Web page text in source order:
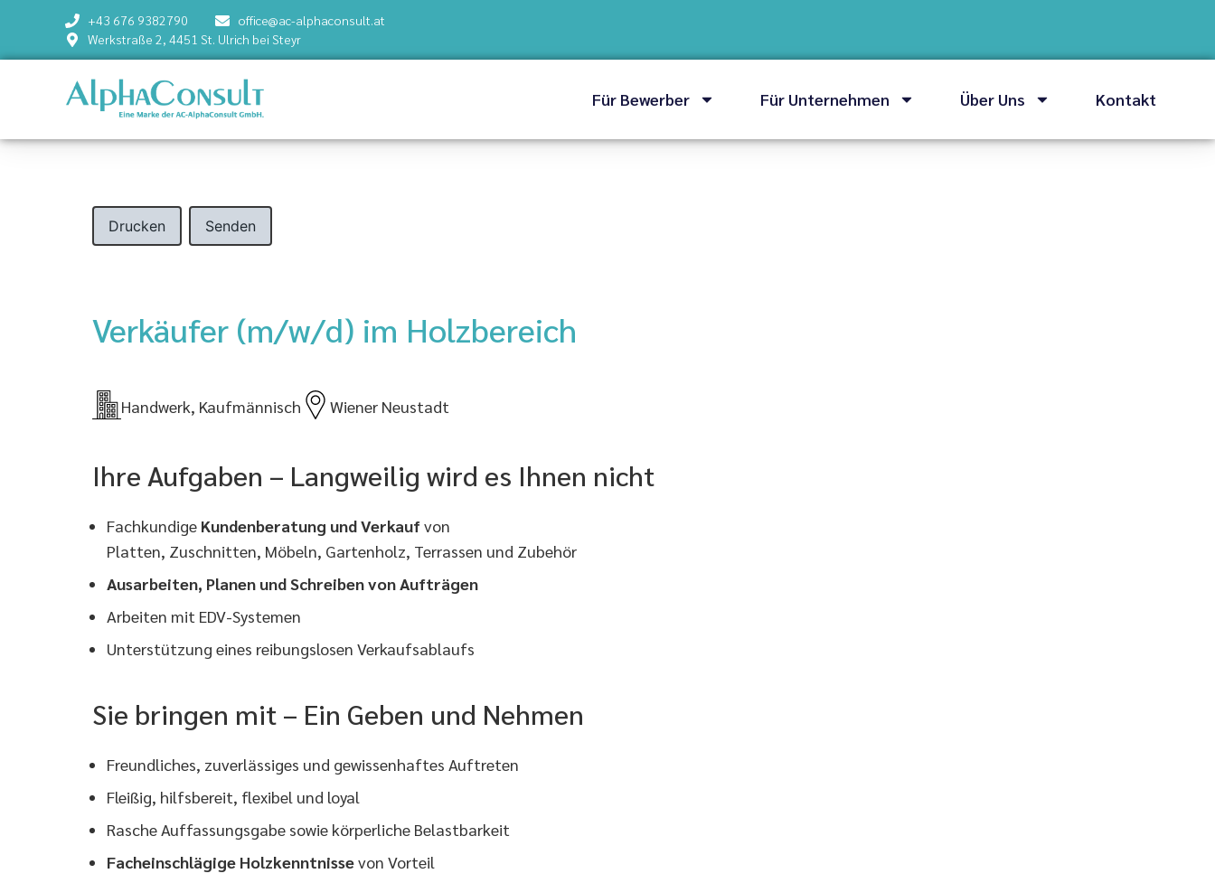
+43 676 9382790
office@ac-alphaconsult.at
Werkstraße 2, 4451 St. Ulrich bei Steyr
Für Bewerber Für Unternehmen Über Uns Kontakt
Drucken Senden
Verkäufer (m/w/d) im Holzbereich
Handwerk, Kaufmännisch Wiener Neustadt
Ihre Aufgaben – Langweilig wird es Ihnen nicht
Fachkundige Kundenberatung und Verkaufvon
Platten, Zuschnitten, Möbeln, Gartenholz, Terrassen und Zubehör
Ausarbeiten, Planen und Schreiben von Aufträgen
Arbeiten mit EDV-Systemen
Unterstützung eines reibungslosen Verkaufsablaufs
Sie bringen mit – Ein Geben und Nehmen
Freundliches, zuverlässiges und gewissenhaftes Auftreten
Fleißig, hilfsbereit, flexibel und loyal
Rasche Auffassungsgabe sowie körperliche Belastbarkeit
Facheinschlägige Holzkenntnissevon Vorteil